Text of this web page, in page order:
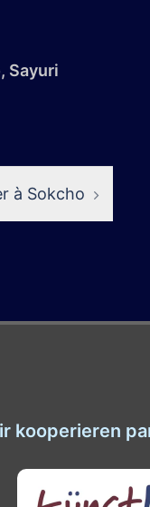
Sayuri
à Sokcho
kooperieren